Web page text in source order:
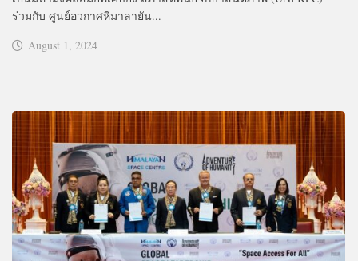
ร่วมกับ ศูนย์อวกาศหิมาลายัน...
August 1, 2024